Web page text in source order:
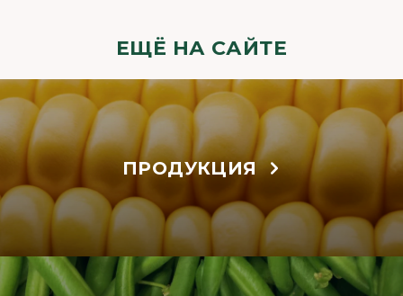
ЕЩЁ НА САЙТЕ
ПРОДУКЦИЯ